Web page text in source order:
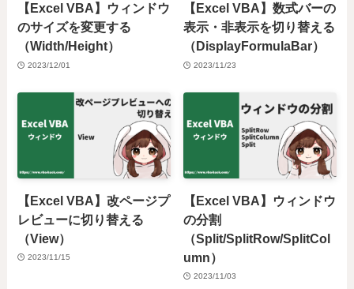
【Excel VBA】ウィンドウ
のサイズを変更する
（Width/Height）
2023/12/01
【Excel VBA】数式バーの
表示・非表示を切り替える
（DisplayFormulaBar）
2023/11/23
【Excel VBA】改ページプ
レビューに切り替える
（View）
2023/11/15
【Excel VBA】ウィンドウ
の分割
（Split/SplitRow/SplitCol
umn）
2023/11/03